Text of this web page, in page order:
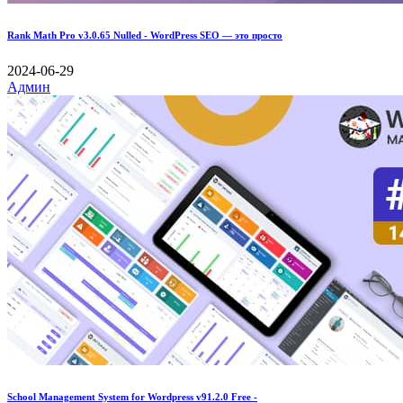
Rank Math Pro v3.0.65 Nulled - WordPress SEO — это просто
2024-06-29
Админ
School Management System for Wordpress v91.2.0 Free -